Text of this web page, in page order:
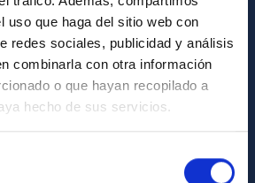
uso que haga del sitio web con
redes sociales, publicidad y análisis
combinarla con otra información
o que hayan recopilado a
hecho de sus servicios.